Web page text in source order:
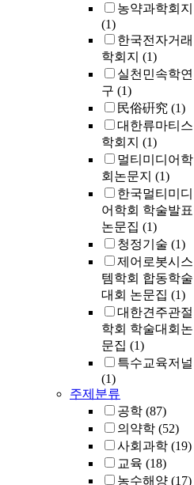
농약과학회지
(1)
한국전자거래
학회지 (1)
실천민속학연
구 (1)
民俗硏究 (1)
대한류마티스
학회지 (1)
멀티미디어학
회논문지 (1)
한국멀티미디
어학회 학술발표
논문집 (1)
청정기술 (1)
제어로봇시스
템학회 합동학술
대회 논문집 (1)
대한견주관절
학회 학술대회논
문집 (1)
특수교육저널
(1)
주제분류
공학 (87)
의약학 (52)
사회과학 (19)
교육 (18)
농수해양 (17)